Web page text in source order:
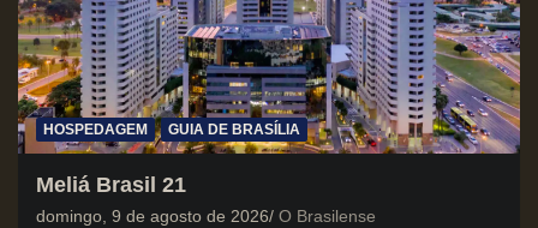
HOSPEDAGEM GUIA DE BRASÍLIA
Meliá Brasil 21
domingo, 9 de agosto de 2026 O Brasilense